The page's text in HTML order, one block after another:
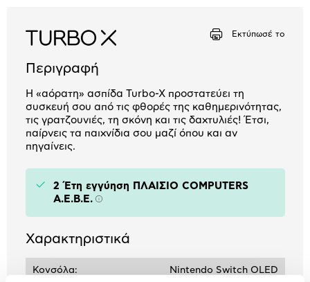
Εκτύπωσέ το
Περιγραφή
Η «αόρατη» ασπίδα Turbo-X προστατεύει τη
συσκευή σου από τις φθορές της καθημερινότητας,
τις γρατζουνιές, τη σκόνη και τις δαχτυλιές! Έτσι,
παίρνεις τα παιχνίδια σου μαζί όπου και αν
πηγαίνεις.
2 Έτη εγγύηση ΠΛΑΙΣΙΟ COMPUTERS
A.E.B.E. Πληροφορίες
Χαρακτηριστικά
Κονσόλα: Nintendo Switch OLED